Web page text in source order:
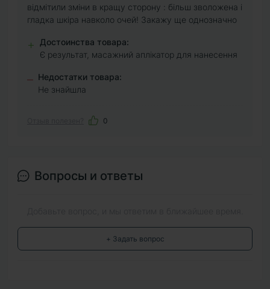
відмітили зміни в кращу сторону : більш зволожена і
гладка шкіра навколо очей! Закажу ще однозначно
+
Достоинства товара:
Є результат, масажний аплікатор для нанесення
– Недостатки товара:
Не знайшла
0
Вопросы и ответы
+ Задать вопрос